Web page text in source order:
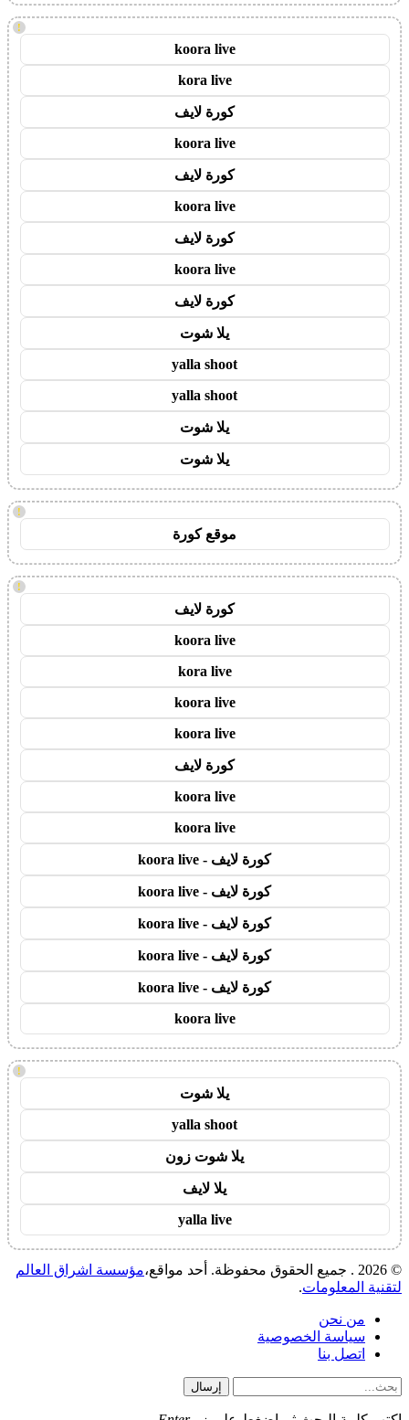
!
koora live
kora live
كورة لايف
koora live
كورة لايف
koora live
كورة لايف
koora live
كورة لايف
يلا شوت
yalla shoot
yalla shoot
يلا شوت
يلا شوت
!
موقع كورة
!
كورة لايف
koora live
kora live
koora live
koora live
كورة لايف
koora live
koora live
كورة لايف - koora live
كورة لايف - koora live
كورة لايف - koora live
كورة لايف - koora live
كورة لايف - koora live
koora live
!
يلا شوت
yalla shoot
يلا شوت زون
يلا لايف
yalla live
© 2026 . جميع الحقوق محفوظة. أحد مواقع،
مؤسسة اشراق العالم
لتقنية المعلومات.
من نحن
سياسة الخصوصية
اتصل بنا
إرسال